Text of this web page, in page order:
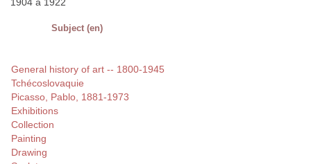
1904 à 1922
Subject (en)
General history of art -- 1800-1945
Tchécoslovaquie
Picasso, Pablo, 1881-1973
Exhibitions
Collection
Painting
Drawing